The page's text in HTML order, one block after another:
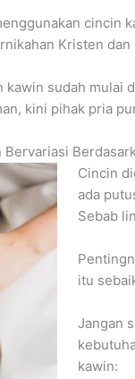
cincin
Kristen dan
kawin sudah mulai
kini pihak pria
Bervariasi
Cincin
ada
Sebab
itu
Jangan
kawin: